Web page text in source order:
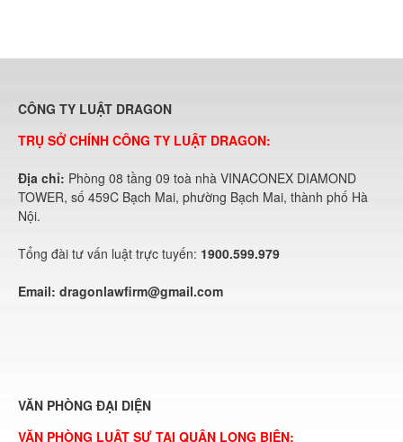
CÔNG TY LUẬT DRAGON
TRỤ SỞ CHÍNH CÔNG TY LUẬT DRAGON:
Địa chỉ: Phòng 08 tầng 09 toà nhà VINACONEX DIAMOND
TOWER, số 459C Bạch Mai, phường Bạch Mai, thành phố Hà
Nội.
Tổng đài tư vấn luật trực tuyến: 1900.599.979
Email: dragonlawfirm@gmail.com
VĂN PHÒNG ĐẠI DIỆN
VĂN PHÒNG LUẬT SƯ TẠI QUẬN LONG BIÊN: